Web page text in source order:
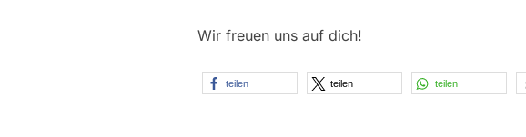
Wir freuen uns auf dich!
teilen teilen teilen